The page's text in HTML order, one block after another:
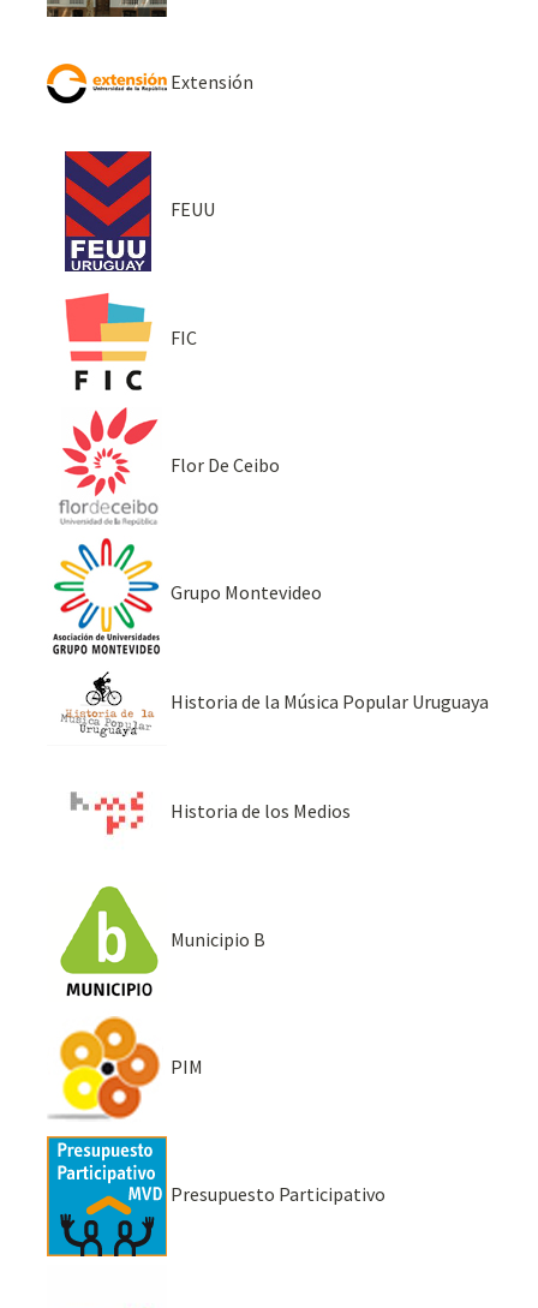
Extensión
FEUU
FIC
Flor De Ceibo
Grupo Montevideo
Historia de la Música Popular Uruguaya
Historia de los Medios
Municipio B
PIM
Presupuesto Participativo